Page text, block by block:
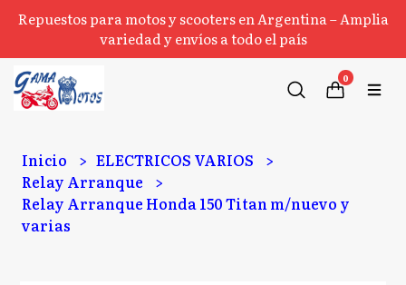
Repuestos para motos y scooters en Argentina – Amplia
variedad y envíos a todo el país
0
Inicio
ELECTRICOS VARIOS
Relay Arranque
Relay Arranque Honda 150 Titan m/nuevo y
varias